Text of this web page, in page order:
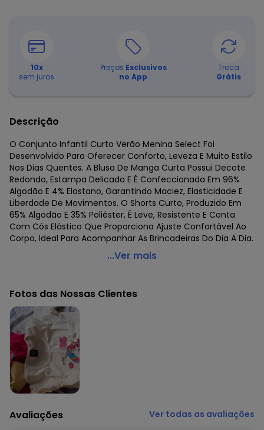
10x
sem juros
Preços Exclusivos
no App
Troca
Grátis
Descrição
O Conjunto Infantil Curto Verão Menina Select Foi
Desenvolvido Para Oferecer Conforto, Leveza E Muito Estilo
Nos Dias Quentes. A Blusa De Manga Curta Possui Decote
Redondo, Estampa Delicada E É Confeccionada Em 96%
Algodão E 4% Elastano, Garantindo Maciez, Elasticidade E
Liberdade De Movimentos. O Shorts Curto, Produzido Em
65% Algodão E 35% Poliéster, É Leve, Resistente E Conta
Com Cós Elástico Que Proporciona Ajuste Confortável Ao
Corpo, Ideal Para Acompanhar As Brincadeiras Do Dia A Dia.
Select - Conjunto Infantil Curto Verão Menina Bege
Fornecedor: ROVITEX IND E COM DE MALHAS LTDA / CNPJ
79.233.672/0010-98
Feito: Brasil
Cuidados para conservação do produto: Lavar na
temperatura máxima de 30°.
Não usar alvejante.
Não usar secadora.
Secar na sombra.
Passar temperatura mínima.
Não lavar a seco.
Composição: 96% Algodão E 4% Elastano
...Ver mais
Fotos das Nossas Clientes
Avaliações Ver todas as avaliações